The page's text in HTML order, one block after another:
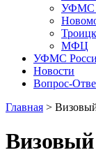
УФМС
МФЦ
УФМС
Новости
Вопрос-
Главная >